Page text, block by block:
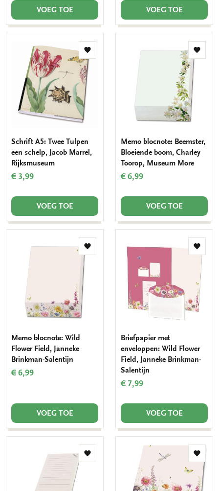
VOEG TOE VOEG TOE
Toevoegen
aan
verlanglijst
Schrift A5: Twee Tulpen
een schelp, Jacob Marrel,
Rijksmuseum
€ 3,99
VOEG TOE
Memo blocnote: Beemster,
Bloeiende boom, Charley
Toorop, Museum More
€ 6,99
VOEG TOE
Toevoegen
Memo blocnote: Wild
Flower Field, Janneke
Brinkman-Salentijn
€ 6,99
VOEG TOE
Briefpapier met
enveloppen: Wild Flower
Field, Janneke Brinkman-
Salentijn
€ 7,99
VOEG TOE
Toevoegen
aan